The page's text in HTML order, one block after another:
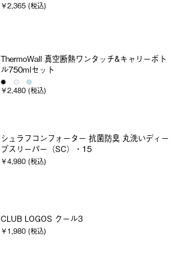
￥2,365 (税込)
ThermoWall 真空断熱ワンタッチ&キャリーボト
ル750mlセット
￥2,480 (税込)
シュラフコンフォーター 抗菌防臭 丸洗いディー
プスリーパー（SC）・15
￥4,980 (税込)
CLUB LOGOS クール3
￥1,980 (税込)